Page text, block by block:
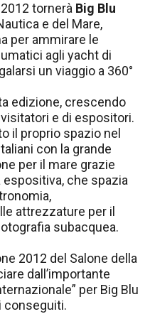
tornerà Big Blu
e del Mare,
per ammirare le
agli yacht di
un viaggio a 360°
edizione, crescendo
e di espositori.
il proprio spazio nel
con la grande
per il mare grazie
espositiva, che spazia
attrezzature per il
subacquea.
2012 del Salone della
dall’importante
per Big Blu
conseguiti.